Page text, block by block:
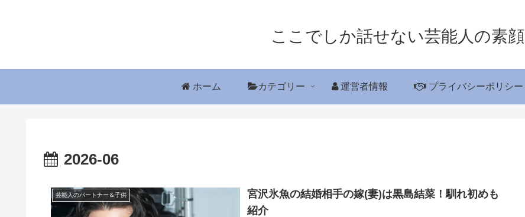
ここでしか話せない芸能人の素顔
ホーム カテゴリー 運営者情報 プライバシーポリシー
2026-06
芸能人のパートナー＆子供
宮沢氷魚の結婚相手の嫁(妻)は黒島結菜！馴れ初めも
紹介